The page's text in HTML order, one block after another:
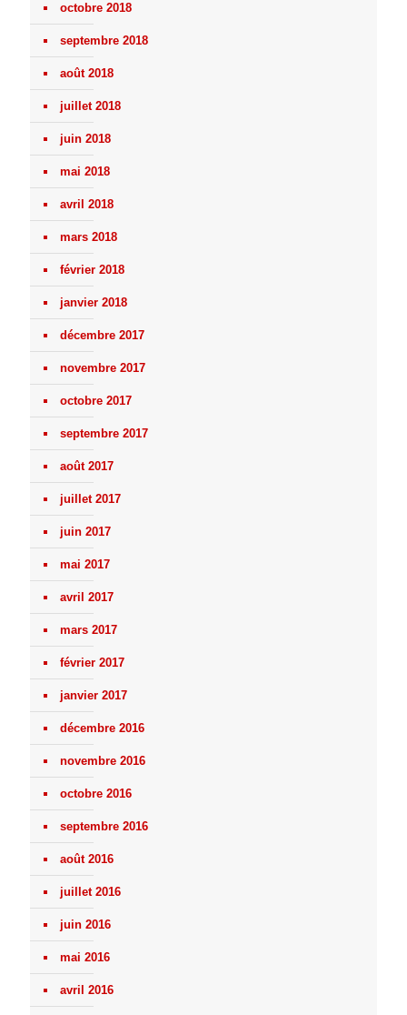
octobre 2018
septembre 2018
août 2018
juillet 2018
juin 2018
mai 2018
avril 2018
mars 2018
février 2018
janvier 2018
décembre 2017
novembre 2017
octobre 2017
septembre 2017
août 2017
juillet 2017
juin 2017
mai 2017
avril 2017
mars 2017
février 2017
janvier 2017
décembre 2016
novembre 2016
octobre 2016
septembre 2016
août 2016
juillet 2016
juin 2016
mai 2016
avril 2016